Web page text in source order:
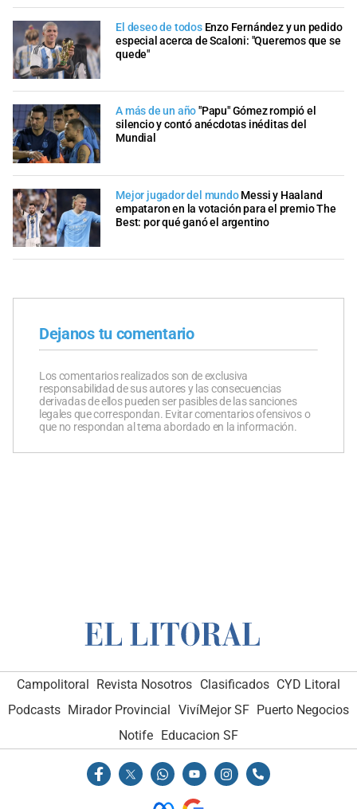
El deseo de todos Enzo Fernández y un pedido
especial acerca de Scaloni: "Queremos que se
quede"
A más de un año"Papu" Gómez rompió el
silencio y contó anécdotas inéditas del
Mundial
Mejor jugador del mundo Messi y Haaland
empataron en la votación para el premio The
Best: por qué ganó el argentino
Dejanos tu comentario
Los comentarios realizados son de exclusiva
responsabilidad de sus autores y las consecuencias
derivadas de ellos pueden ser pasibles de las sanciones
legales que correspondan. Evitar comentarios ofensivos o
que no respondan al tema abordado en la información.
Campolitoral Revista Nosotros Clasificados CYD Litoral
Podcasts Mirador Provincial VivíMejor SF Puerto Negocios
Notife Educacion SF